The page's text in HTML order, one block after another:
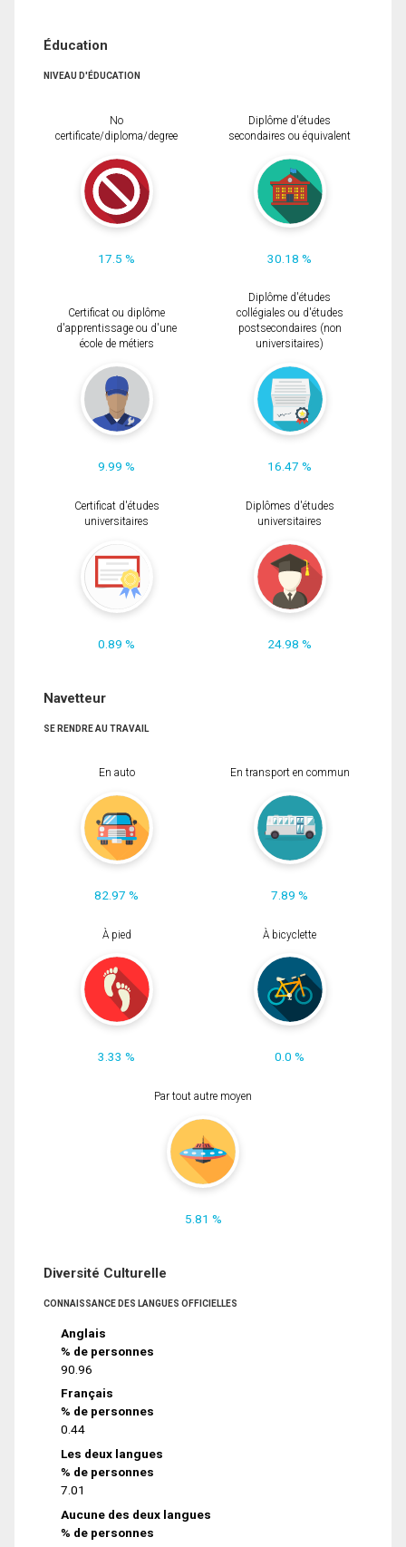
Éducation
NIVEAU D'ÉDUCATION
No
certificate/diploma/degree
17.5 %
Diplôme d'études
secondaires ou équivalent
30.18 %
Certificat ou diplôme
d'apprentissage ou d'une
école de métiers
9.99 %
Diplôme d'études
collégiales ou d'études
postsecondaires (non
universitaires)
16.47 %
Certificat d'études
universitaires
0.89 %
Diplômes d'études
universitaires
24.98 %
Navetteur
SE RENDRE AU TRAVAIL
En auto
82.97 %
En transport en commun
7.89 %
À pied
3.33 %
À bicyclette
0.0 %
Par tout autre moyen
5.81 %
Diversité Culturelle
CONNAISSANCE DES LANGUES OFFICIELLES
Anglais
% de personnes
90.96
Français
% de personnes
0.44
Les deux langues
% de personnes
7.01
Aucune des deux langues
% de personnes